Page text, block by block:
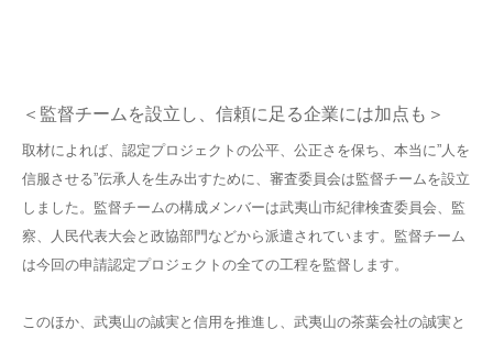
＜監督チームを設立し、信頼に足る企業には加点も＞
取材によれば、認定プロジェクトの公平、公正さを保ち、本当に”人を
信服させる”伝承人を生み出すために、審査委員会は監督チームを設立
しました。監督チームの構成メンバーは武夷山市紀律検査委員会、監
察、人民代表大会と政協部門などから派遣されています。監督チーム
は今回の申請認定プロジェクトの全ての工程を監督します。
このほか、武夷山の誠実と信用を推進し、武夷山の茶葉会社の誠実と